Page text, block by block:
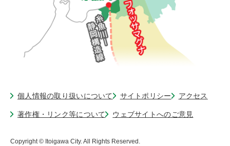
個人情報の取り扱いについて サイトポリシー アクセス
著作権・リンク等について ウェブサイトへのご意見
Copyright © Itoigawa City. All Rights Reserved.